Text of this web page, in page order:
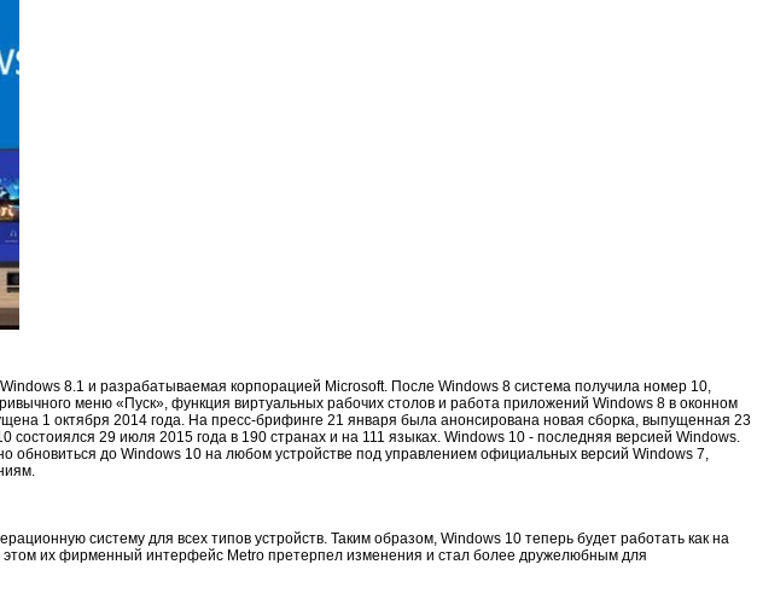
8.1 и разрабатываемая корпорацией Microsoft. После Windows 8 система получила номер 10,
меню «Пуск», функция виртуальных рабочих столов и работа приложений Windows 8 в оконном
1 октября 2014 года. На пресс-брифинге 21 января была анонсирована новая сборка, выпущенная 23
29 июля 2015 года в 190 странах и на 111 языках. Windows 10 - последняя версией Windows.
обновиться до Windows 10 на любом устройстве под управлением официальных версий Windows 7,
систему для всех типов устройств. Таким образом, Windows 10 теперь будет работать как на
их фирменный интерфейс Metro претерпел изменения и стал более дружелюбным для